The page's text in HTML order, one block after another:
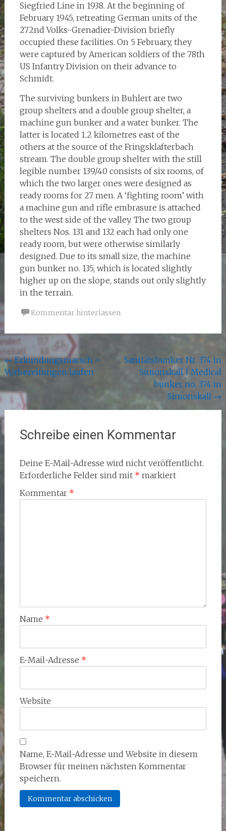
Siegfried Line in 1938. At the beginning of
February 1945, retreating German units of the
272nd Volks-Grenadier-Division briefly
occupied these facilities. On 5 February, they
were captured by American soldiers of the 78th
US Infantry Division on their advance to
Schmidt.
The surviving bunkers in Buhlert are two
group shelters and a double group shelter, a
machine gun bunker and a water bunker. The
latter is located 1.2 kilometres east of the
others at the source of the Fringsklafterbach
stream. The double group shelter with the still
legible number 139/40 consists of six rooms, of
which the two larger ones were designed as
ready rooms for 27 men. A ‘fighting room’ with
a machine gun and rifle embrasure is attached
to the west side of the valley. The two group
shelters Nos. 131 and 132 each had only one
ready room, but were otherwise similarly
designed. Due to its small size, the machine
gun bunker no. 135, which is located slightly
higher up on the slope, stands out only slightly
in the terrain.
Kommentar hinterlassen
Beitragsnavigation
←Erkundungsmarsch –
Vorbereitungen laufen
Sanitätsbunker Nr. 374 in
Simonskall | Medical
bunker no. 374 in
Simonskall →
Schreibe einen Kommentar
Deine E-Mail-Adresse wird nicht veröffentlicht.
Erforderliche Felder sind mit * markiert
Kommentar *
Name *
E-Mail-Adresse *
Website
Name, E-Mail-Adresse und Website in diesem
Browser für meinen nächsten Kommentar
speichern.